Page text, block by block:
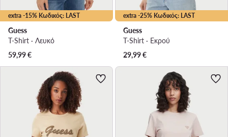
extra -15% Κωδικός: LAST
Guess
T-Shirt · Λευκό
59,99€
extra -25% Κωδικός: LAST
Guess
T-Shirt · Εκρού
29,99€